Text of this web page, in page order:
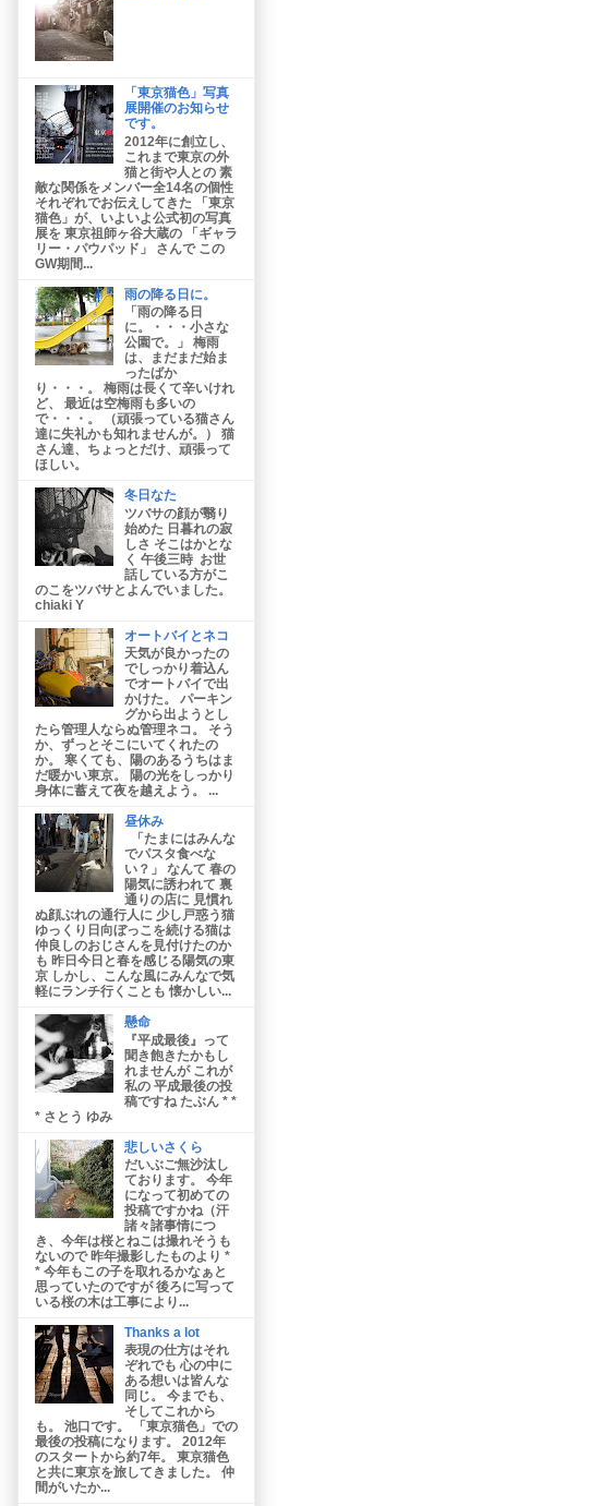
「東京猫色」写真
展開催のお知らせ
です。
2012年に創立し、
これまで東京の外
猫と街や人との 素
敵な関係をメンバー全14名の個性
それぞれでお伝えしてきた 「東京
猫色」が、いよいよ公式初の写真
展を 東京祖師ヶ谷大蔵の 「ギャラ
リー・パウパッド」 さんで この
GW期間...
雨の降る日に。
「雨の降る日
に。・・・小さな
公園で。」 梅雨
は、まだまだ始ま
ったばか
り・・・。 梅雨は長くて辛いけれ
ど、 最近は空梅雨も多いの
で・・・。 （頑張っている猫さん
達に失礼かも知れませんが。） 猫
さん達、ちょっとだけ、頑張って
ほしい。
冬日なた
ツバサの顔が翳り
始めた 日暮れの寂
しさ そこはかとな
く 午後三時 お世
話している方がこ
のこをツバサとよんでいました。
chiaki Y
オートバイとネコ
天気が良かったの
でしっかり着込ん
でオートバイで出
かけた。 パーキン
グから出ようとし
たら管理人ならぬ管理ネコ。 そう
か、ずっとそこにいてくれたの
か。 寒くても、陽のあるうちはま
だ暖かい東京。 陽の光をしっかり
身体に蓄えて夜を越えよう。 ...
昼休み
「たまにはみんな
でパスタ食べな
い？」 なんて 春の
陽気に誘われて 裏
通りの店に 見慣れ
ぬ顔ぶれの通行人に 少し戸惑う猫
ゆっくり日向ぼっこを続ける猫は
仲良しのおじさんを見付けたのか
も 昨日今日と春を感じる陽気の東
京 しかし、こんな風にみんなで気
軽にランチ行くことも 懐かしい...
懸命
『平成最後』って
聞き飽きたかもし
れませんが これが
私の 平成最後の投
稿ですね たぶん * *
* さとう ゆみ
悲しいさくら
だいぶご無沙汰し
ております。 今年
になって初めての
投稿ですかね（汗
諸々諸事情につ
き、今年は桜とねこは撮れそうも
ないので 昨年撮影したものより *
* 今年もこの子を取れるかなぁと
思っていたのですが 後ろに写って
いる桜の木は工事により...
Thanks a lot
表現の仕方はそれ
ぞれでも 心の中に
ある想いは皆んな
同じ。 今までも、
そしてこれから
も。 池口です。 「東京猫色」での
最後の投稿になります。 2012年
のスタートから約7年。 東京猫色
と共に東京を旅してきました。 仲
間がいたか...